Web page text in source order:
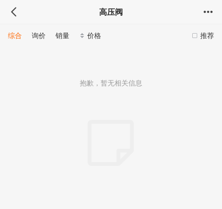
高压阀
推荐
综合 询价 销量 价格
抱歉，暂无相关信息